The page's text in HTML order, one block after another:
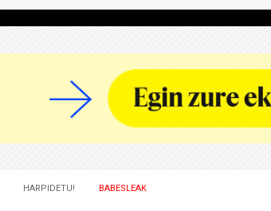
HARPIDETU! BABESLEAK